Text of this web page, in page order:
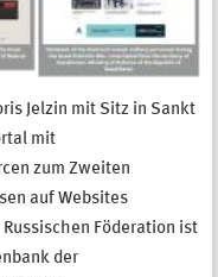
Jelzin mit Sitz in Sankt
mit
zum Zweiten
auf Websites
Föderation ist
der